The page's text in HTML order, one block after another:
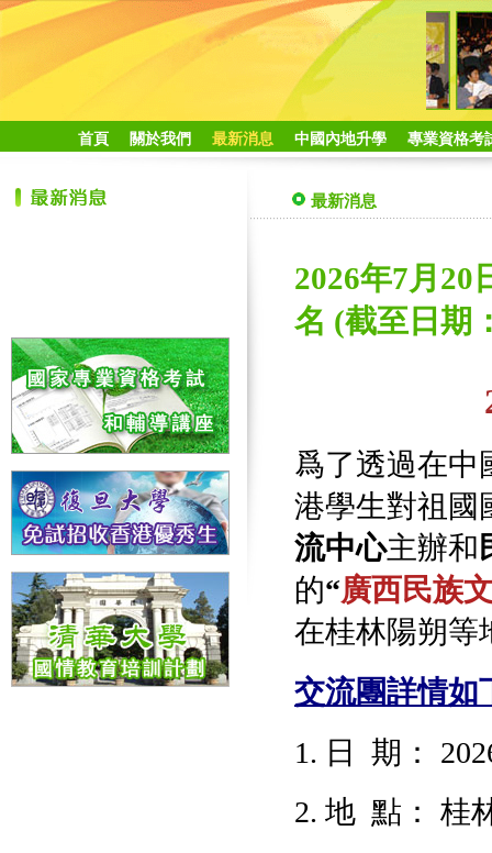
首頁 關於我們 最新消息 中國內地升學 專業資格考
最新消息
2026年7月20
名 (截至日期
爲了透過在中
港學生對祖國
流中心主辦和
的“廣西民族
在桂林陽朔等
交流團詳情如
1. 日 期：
2. 地 點： 桂